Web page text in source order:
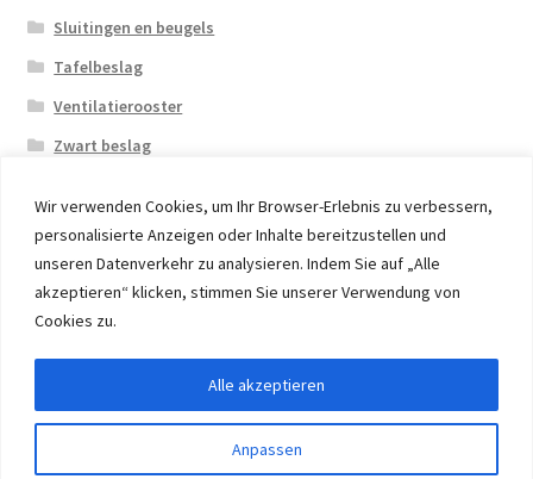
Wir verwenden Cookies, um Ihr Browser-Erlebnis zu verbessern,
personalisierte Anzeigen oder Inhalte bereitzustellen und
unseren Datenverkehr zu analysieren. Indem Sie auf „Alle
akzeptieren“ klicken, stimmen Sie unserer Verwendung von
Cookies zu.
Anpassen
Alle akzeptieren
Sluitingen en beugels
Tafelbeslag
Ventilatierooster
Zwart beslag
© 2026 Eruon Trade UG, Germany, member of the ERUON